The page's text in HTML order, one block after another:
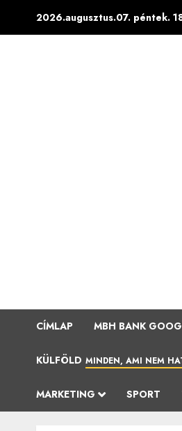
2026.augusztus.07. péntek.
CÍMLAP MBH BANK
KÜLFÖLD MINDEN, AMI NEM
MARKETING SPORT